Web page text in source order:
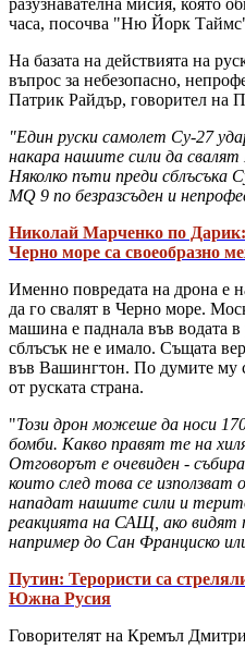
часа, посочва "Ню Йорк
На базата на действията на
въпрос за небезопасно,
Патрик Райдър, говорител на
"Един руски самолет Су-27
накара нашите сили да
Няколко пъти преди сблъсъка
MQ 9 по безразсъден и
Николай Марченко по
Черно море са своеобразно
Именно повредата на дрона е
да го свалят в Черно море.
машина е паднала във водата в
сблъсък не е имало. Същата
във Вашингтон. По думите му
от руската страна.
"Този дрон можеше да носи
бомби. Какво правят те на
Отговорът е очевиден -
които след това се
нападат нашите сили и
реакцията на САЩ, ако видят
например до Сан Франциско
Путин: Терористи са
Южна Русия
Говорителят на Кремъл